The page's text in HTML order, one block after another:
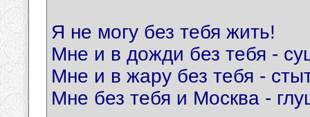
Я не могу без тебя жить!
Мне и в дожди без тебя -
Мне и в жару без тебя -
Мне без тебя и Москва -